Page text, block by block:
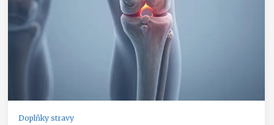
Doplňky stravy